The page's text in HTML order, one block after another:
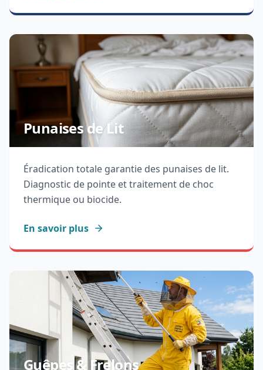
Punaises de Lit
Éradication totale garantie des punaises de lit.
Diagnostic de pointe et traitement de choc
thermique ou biocide.
En savoir plus
Guêpes & Frelons